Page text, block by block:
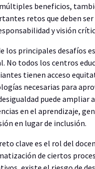
beneficios,
retos que deben
y visión
los principales desafíos
No todos los centros
tienen acceso
necesarias para
puede ampliar
en el aprendizaje,
en lugar de inclusión.
clave es el rol del
de ciertos